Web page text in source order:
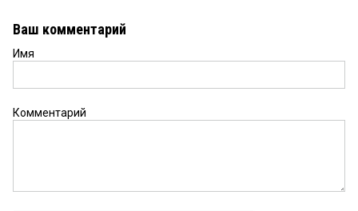
Ваш комментарий
Имя
Комментарий